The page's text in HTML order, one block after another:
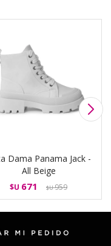
Dama Panama Jack -
All Beige
$U 671 $U959